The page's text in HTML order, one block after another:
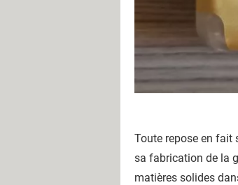
Toute repose en fait
sa fabrication de la
matières solides